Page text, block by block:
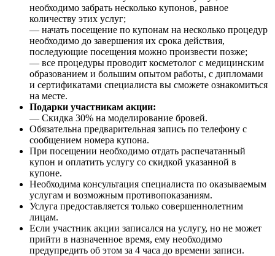
необходимо забрать несколько купонов, равное
количеству этих услуг;
— начать посещение по купонам на несколько процедур
необходимо до завершения их срока действия,
последующие посещения можно произвести позже;
— все процедуры проводит косметолог с медицинским
образованием и большим опытом работы, с дипломами
и сертификатами специалиста вы сможете ознакомиться
на месте.
Подарки участникам акции:
— Скидка 30% на моделирование бровей.
Обязательна предварительная запись по телефону с
сообщением номера купона.
При посещении необходимо отдать распечатанный
купон и оплатить услугу со скидкой указанной в
купоне.
Необходима консультация специалиста по оказываемым
услугам и возможным противопоказаниям.
Услуга предоставляется только совершеннолетним
лицам.
Если участник акции записался на услугу, но не может
прийти в назначенное время, ему необходимо
предупредить об этом за 4 часа до времени записи.